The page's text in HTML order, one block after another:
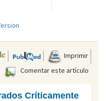
Imprimir
Comentar este artículo
Críticamente